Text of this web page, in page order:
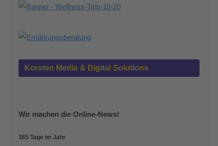
Korsten Media & Digital Solutions
Wir machen die Online-News!
365 Tage im Jahr